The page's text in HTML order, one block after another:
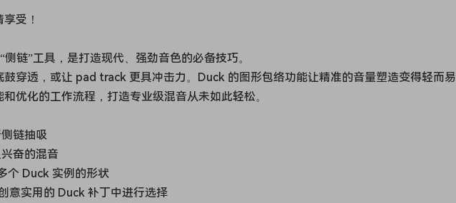
受！
链”工具，是打造现代、强劲音色的必备技巧。
穿透，或让 pad track 更具冲击力。Duck 的图形包络功能让精准的音量塑造变得轻而易
优化的工作流程，打造专业级混音从未如此轻松。
链抽吸
奋的混音
个 Duck 实例的形状
意实用的 Duck 补丁中进行选择